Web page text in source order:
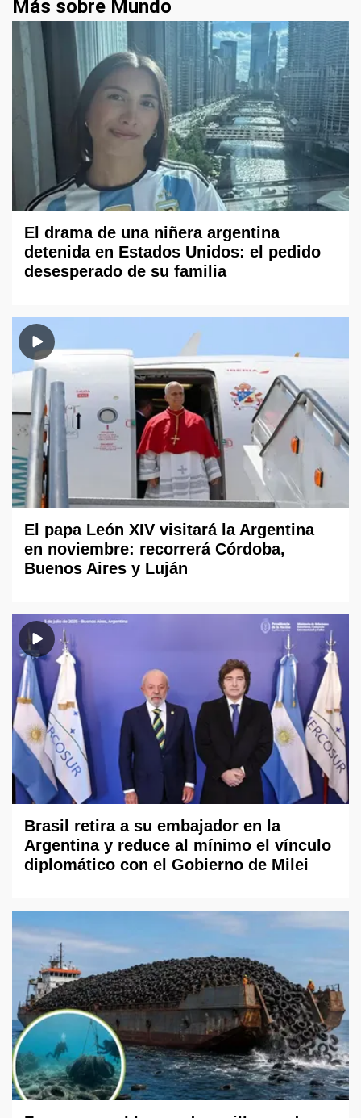
Más sobre Mundo
El drama de una niñera argentina
detenida en Estados Unidos: el pedido
desesperado de su familia
El papa León XIV visitará la Argentina
en noviembre: recorrerá Córdoba,
Buenos Aires y Luján
Brasil retira a su embajador en la
Argentina y reduce al mínimo el vínculo
diplomático con el Gobierno de Milei